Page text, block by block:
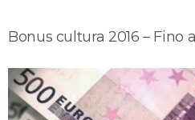
Bonus cultura 2016 – Fino